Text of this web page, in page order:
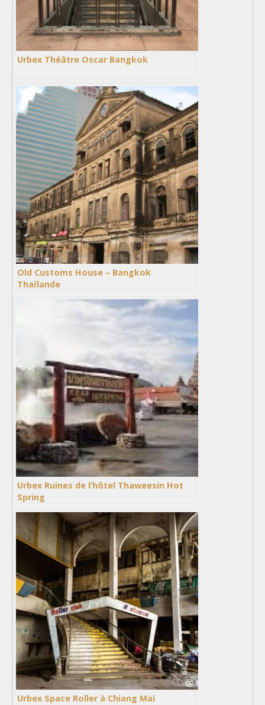
Urbex Théâtre Oscar Bangkok
Old Customs House – Bangkok
Thaïlande
Urbex Ruines de l’hôtel Thaweesin Hot
Spring
Urbex Space Roller à Chiang Mai